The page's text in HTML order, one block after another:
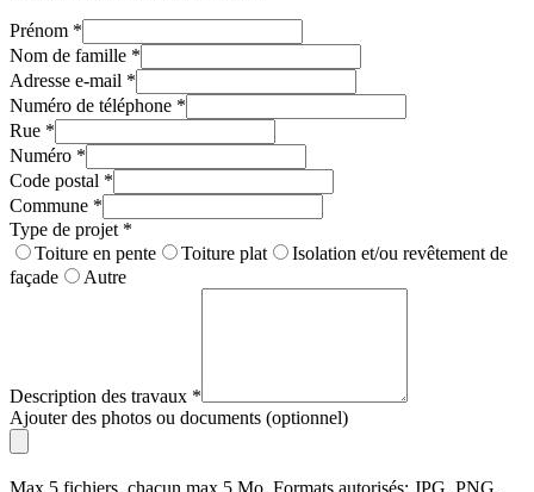
Prénom *
Nom de famille *
Adresse e-mail *
Numéro de téléphone *
Rue *
Numéro *
Code postal *
Commune *
Type de projet *
Toiture en pente
Toiture plat
Isolation et/ou revêtement de
façade
Autre
Description des travaux *
Ajouter des photos ou documents (optionnel)
Max 5 fichiers, chacun max 5 Mo. Formats autorisés: JPG, PNG,